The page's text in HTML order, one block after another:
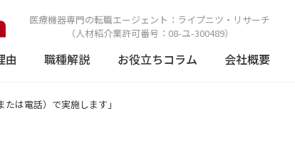
医療機器専門の転職エージェント： ライプニツ・リサーチ
（人材紹介業許可番号：08-ユ-300489）
由 職種解説 お役立ちコラム 会社概要
は電話）で実施します」